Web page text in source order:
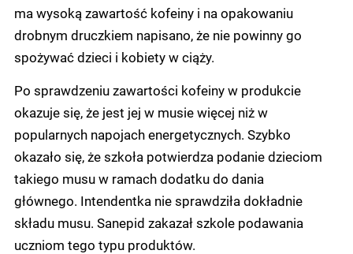
ma wysoką zawartość kofeiny i na opakowaniu
drobnym druczkiem napisano, że nie powinny go
spożywać dzieci i kobiety w ciąży.
Po sprawdzeniu zawartości kofeiny w produkcie
okazuje się, że jest jej w musie więcej niż w
popularnych napojach energetycznych. Szybko
okazało się, że szkoła potwierdza podanie dzieciom
takiego musu w ramach dodatku do dania
głównego. Intendentka nie sprawdziła dokładnie
składu musu. Sanepid zakazał szkole podawania
uczniom tego typu produktów.